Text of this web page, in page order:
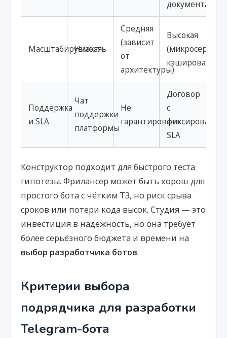
документация
Масштабируемость
Низкая
Средняя
(зависит
от
архитектуры)
Высокая
кэширование)
Поддержка
и SLA
Чат
поддержки
платформы
Не
гарантирована
Договор
с
SLA
Конструктор подходит для быстрого теста
гипотезы. Фрилансер может быть хорош для
простого бота с чётким ТЗ, но риск срыва
сроков или потери кода высок. Студия — это
инвестиция в надёжность, но она требует
более серьёзного бюджета и времени на
выбор разработчика ботов.
Критерии выбора
подрядчика для разработки
Telegram-бота